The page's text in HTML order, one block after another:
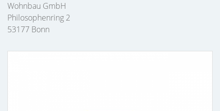
Wohnbau GmbH
Philosophenring 2
53177 Bonn